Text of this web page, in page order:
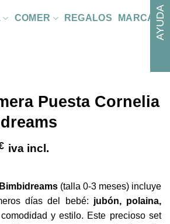
COMER REGALOS MARCAS
Puesta Cornelia
iva incl.
(talla 0-3 meses) incluye
días del bebé: jubón, polaina,
y estilo. Este precioso set
AYUDA